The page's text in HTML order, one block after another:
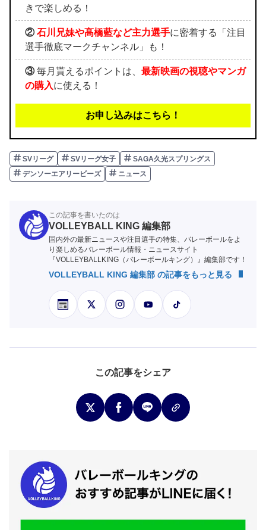
きで楽しめる！
② 石川兄妹や髙橋藍など主力選手に密着する「注目
選手徹底マークチャンネル」も！
③毎月貰えるポイントは、 最新映画の視聴やマンガ
の購入に使える！
お申し込みはこちら！
SVリーグ SVリーグ女子
SAGA久光スプリングス
デンソーエアリービーズ
ニュース
この記事を書いたのは
VOLLEYBALL KING 編集部
国内外の最新ニュースや注目選手の特集、バレーボールをよ
り楽しめるバレーボール情報・ニュースサイト
『VOLLEYBALLKING（バレーボールキング）』編集部です！
VOLLEYBALL KING 編集部 の記事をもっと見る
この記事をシェア